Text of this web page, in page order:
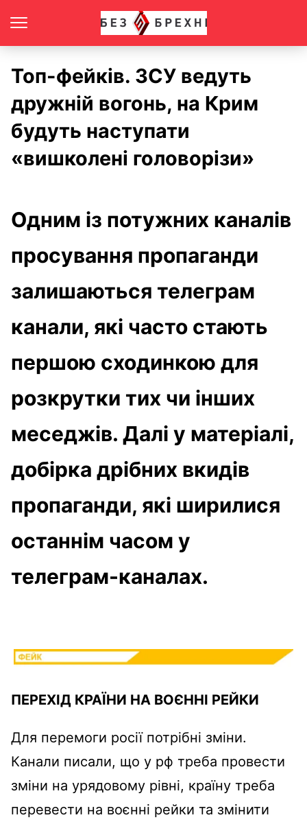
Топ-фейків. ЗСУ ведуть
дружній вогонь, на Крим
будуть наступати
«вишколені головорізи»
Одним із потужних каналів
просування пропаганди
залишаються телеграм
канали, які часто стають
першою сходинкою для
розкрутки тих чи інших
меседжів. Далі у матеріалі,
добірка дрібних вкидів
пропаганди, які ширилися
останнім часом у
телеграм-каналах.
ПЕРЕХІД КРАЇНИ НА ВОЄННІ РЕЙКИ
Для перемоги росії потрібні зміни.
Канали писали, що у рф треба провести
зміни на урядовому рівні, країну треба
перевести на воєнні рейки та змінити